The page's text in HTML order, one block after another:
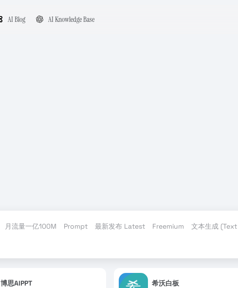
AI Blog AI Knowledge Base
月流量一亿100M Prompt 最新发布 Latest Freemium 文本生成
博思AIPPT 希沃白板